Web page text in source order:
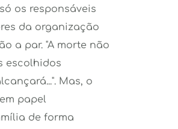
os responsáveis
da organização
a par. "A morte não
escolhidos
Mas, o
papel
de forma